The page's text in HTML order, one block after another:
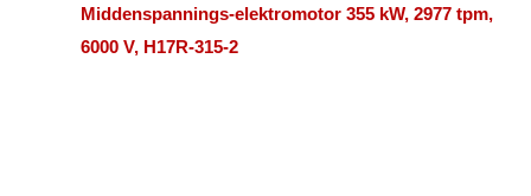
Middenspannings-elektromotor 355 kW, 2977 tpm,
6000 V, H17R-315-2